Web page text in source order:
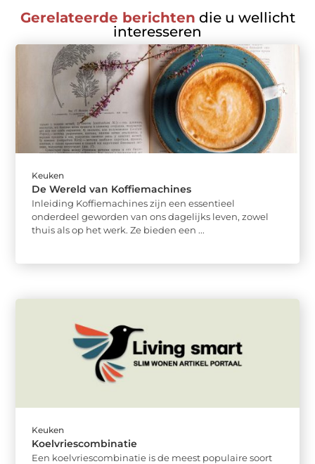
Gerelateerde berichten die u wellicht
interesseren
Keuken
De Wereld van Koffiemachines
Inleiding Koffiemachines zijn een essentieel
onderdeel geworden van ons dagelijks leven, zowel
thuis als op het werk. Ze bieden een ...
Keuken
Koelvriescombinatie
Een koelvriescombinatie is de meest populaire soort